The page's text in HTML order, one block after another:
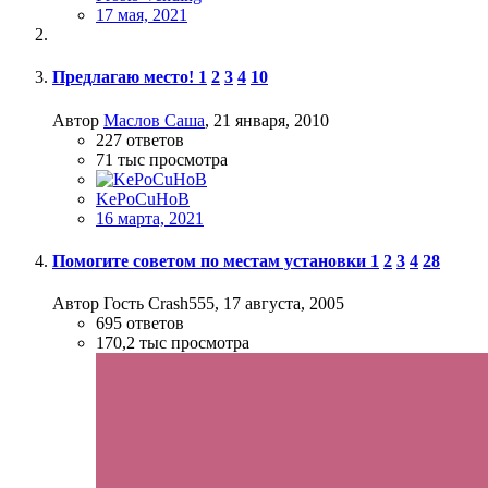
17 мая, 2021
Предлагаю место! 1 2 3 4 10
Автор Маслов Саша, 21 января, 2010
227 ответов
71 тыс просмотра
KePoCuHoB
16 марта, 2021
Помогите советом по местам установки 1 2 3 4 28
Автор Гость Crash555, 17 августа, 2005
695 ответов
170,2 тыс просмотра